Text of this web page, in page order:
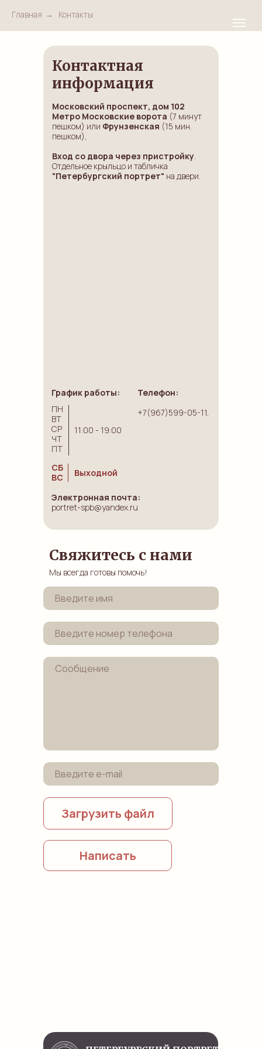
Главная → Контакты
ПН
ВТ
СР
ЧТ
ПТ
СБ
ВС
Выходной
11:00 - 19:00
График работы:
Контактная
информация
Московский проспект, дом 102
Метро Московские ворота (7 минут
пешком) или Фрунзенская (15 мин.
пешком),
Вход со двора через пристройку.
Отдельное крыльцо и табличка
"Петербургский портрет" на двери.
Телефон:
+7(967)599-05-11,
Электронная почта:
portret-spb@yandex.ru
Свяжитесь с нами
Мы всегда готовы помочь!
Загрузить файл
Написать